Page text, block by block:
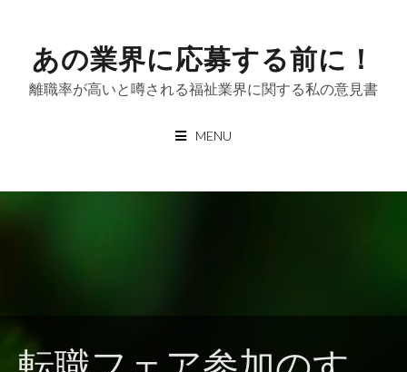
contentあの業界に応募する前に！
離職率が高いと噂される福祉業界に関する私の意見書
MENU